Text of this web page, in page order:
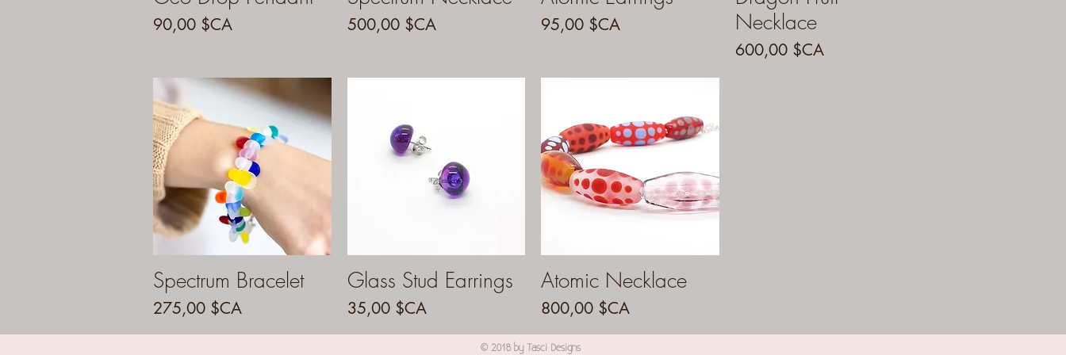
Prix
90,00 $CA Prix
500,00 $CA Prix
95,00 $CA
Necklace
Prix
600,00 $CA
Aperçu rapide
Spectrum Bracelet
Prix
275,00 $CA
Aperçu rapide
Glass Stud Earrings
Prix
35,00 $CA
Aperçu rapide
Atomic Necklace
Prix
800,00 $CA
© 2018 by Tasci Designs